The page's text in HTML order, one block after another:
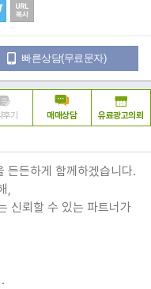
빠른상담(무료문자)
후기 매매상담 유료광고의뢰
든든하게 함께하겠습니다.
,
신뢰할 수 있는 파트너가